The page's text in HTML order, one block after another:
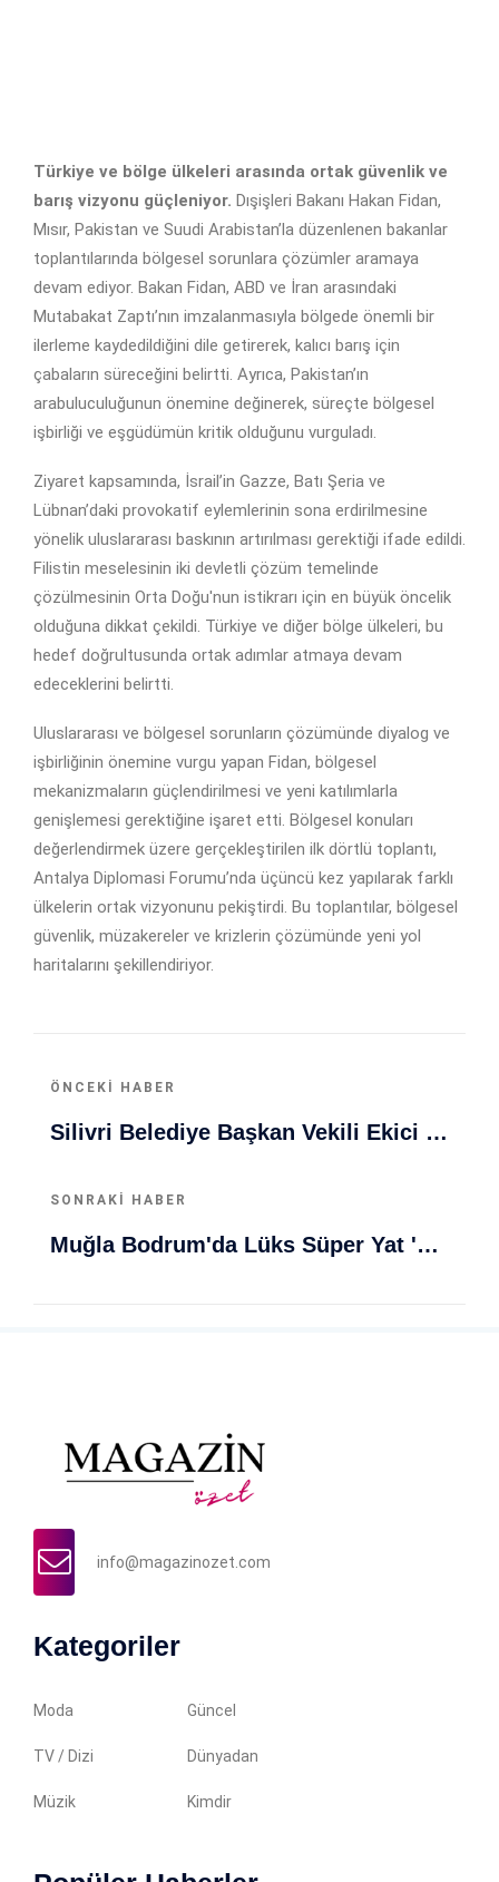
Türkiye ve bölge ülkeleri arasında ortak güvenlik ve
barış vizyonu güçleniyor. Dışişleri Bakanı Hakan Fidan,
Mısır, Pakistan ve Suudi Arabistan’la düzenlenen bakanlar
toplantılarında bölgesel sorunlara çözümler aramaya
devam ediyor. Bakan Fidan, ABD ve İran arasındaki
Mutabakat Zaptı’nın imzalanmasıyla bölgede önemli bir
ilerleme kaydedildiğini dile getirerek, kalıcı barış için
çabaların süreceğini belirtti. Ayrıca, Pakistan’ın
arabuluculuğunun önemine değinerek, süreçte bölgesel
işbirliği ve eşgüdümün kritik olduğunu vurguladı.
Ziyaret kapsamında, İsrail’in Gazze, Batı Şeria ve
Lübnan’daki provokatif eylemlerinin sona erdirilmesine
yönelik uluslararası baskının artırılması gerektiği ifade edildi.
Filistin meselesinin iki devletli çözüm temelinde
çözülmesinin Orta Doğu'nun istikrarı için en büyük öncelik
olduğuna dikkat çekildi. Türkiye ve diğer bölge ülkeleri, bu
hedef doğrultusunda ortak adımlar atmaya devam
edeceklerini belirtti.
Uluslararası ve bölgesel sorunların çözümünde diyalog ve
işbirliğinin önemine vurgu yapan Fidan, bölgesel
mekanizmaların güçlendirilmesi ve yeni katılımlarla
genişlemesi gerektiğine işaret etti. Bölgesel konuları
değerlendirmek üzere gerçekleştirilen ilk dörtlü toplantı,
Antalya Diplomasi Forumu’nda üçüncü kez yapılarak farklı
ülkelerin ortak vizyonunu pekiştirdi. Bu toplantılar, bölgesel
güvenlik, müzakereler ve krizlerin çözümünde yeni yol
haritalarını şekillendiriyor.
ÖNCEKI HABER
Silivri Belediye Başkan Vekili Ekici Oldu: Mecburi Seçim Sonrası Detaylar
SONRAKI HABER
Muğla Bodrum'da Lüks Süper Yat 'Golden Odyssey' Demirledi
info@magazinozet.com
Kategoriler
Moda Güncel
TV / Dizi Dünyadan
Müzik Kimdir